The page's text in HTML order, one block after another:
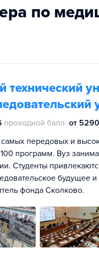
по
технический
проходной балл от
передовых и
программ. Вуз
Студенты
будущее
фонда Сколково.